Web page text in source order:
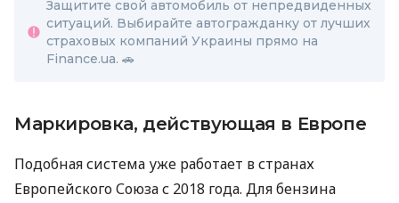
Защитите свой автомобиль от непредвиденных
ситуаций. Выбирайте автогражданку от лучших
страховых компаний Украины прямо на
Finance.ua. 🚗
Маркировка, действующая в Европе
Подобная система уже работает в странах
Европейского Союза с 2018 года. Для бензина